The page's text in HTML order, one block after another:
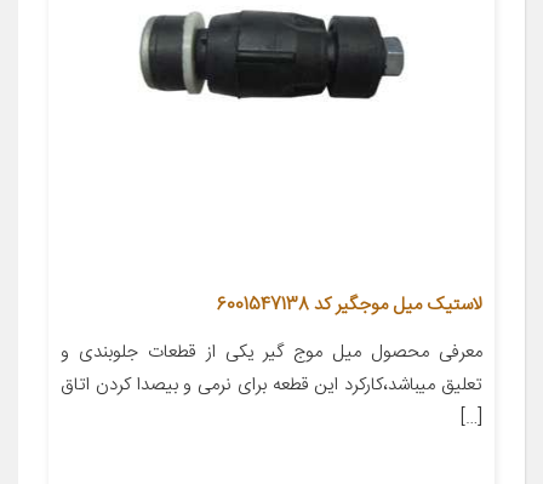
لاستیک میل موجگیر کد 6001547138
معرفی محصول میل موج گیر یکی از قطعات جلوبندی و
تعلیق میباشد،کارکرد این قطعه برای نرمی و بیصدا کردن اتاق
[…]